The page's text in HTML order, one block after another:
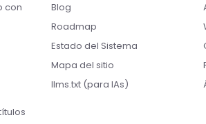
con
Blog
Roadmap
Estado del Sistema
Mapa del sitio
llms.txt (para IAs)
Bom dia! Sou o Nikko,
Estamos aqui pra
hospedagem